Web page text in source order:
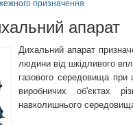
призначення
апарат
Дихальний апарат
людини від шкідливого
газового середовища при
виробничих об'єктах
навколишнього